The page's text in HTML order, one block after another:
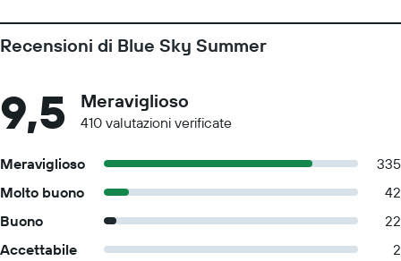
Recensioni di Blue Sky Summer
9,5 Meraviglioso
410 valutazioni verificate
Meraviglioso
335
Molto buono
42
Buono
22
Accettabile
2